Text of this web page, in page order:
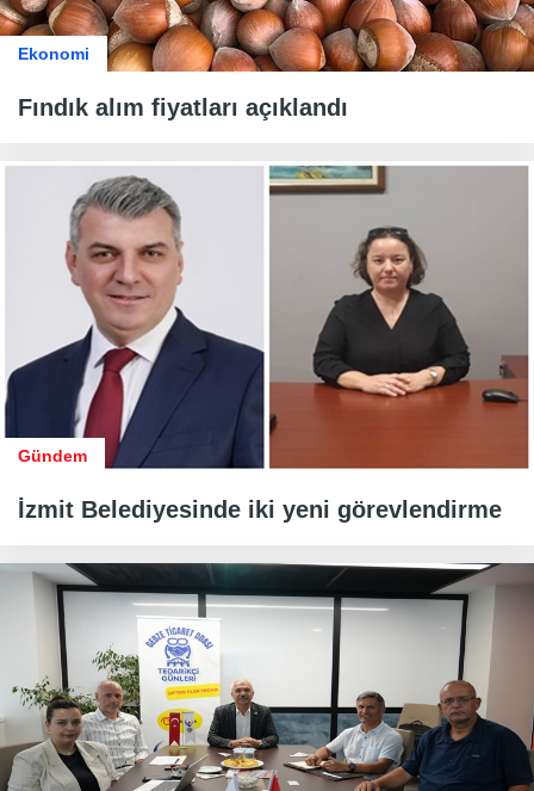
Ekonomi
Fındık alım fiyatları açıklandı
Gündem
İzmit Belediyesinde iki yeni görevlendirme